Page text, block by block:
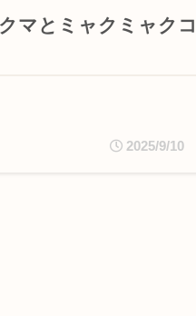
マとミャクミャクコ
2025/9/10